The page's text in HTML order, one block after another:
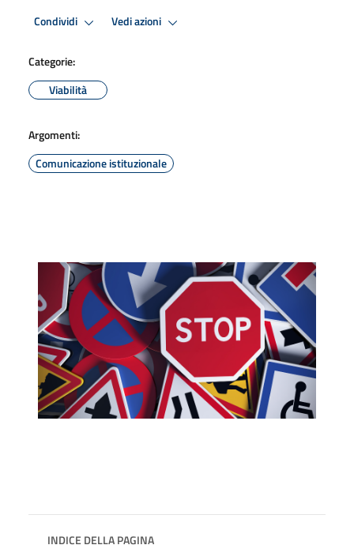
Condividi Vedi azioni
Categorie:
Viabilità
Argomenti:
Comunicazione istituzionale
INDICE DELLA PAGINA